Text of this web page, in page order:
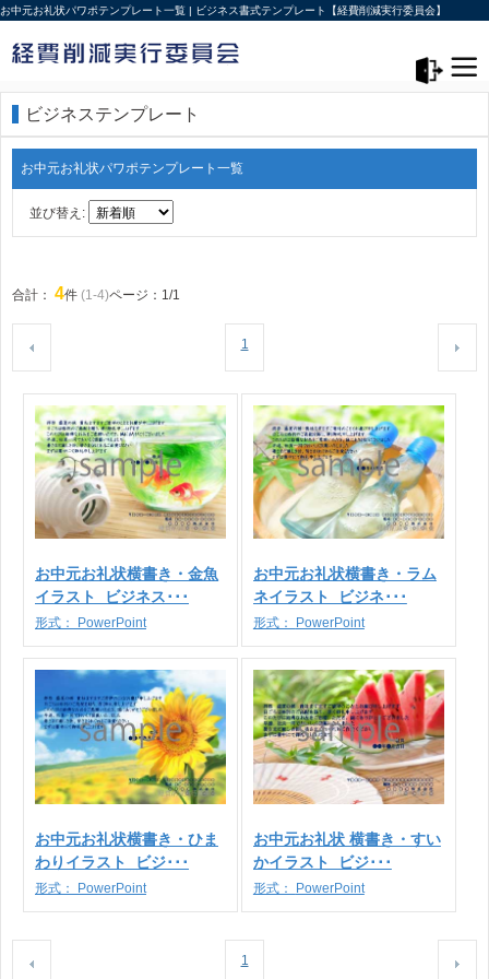
お中元お礼状パワポテンプレート一覧 | ビジネス書式テンプレート【経費削減実行委員会】
ビジネステンプレート
お中元お礼状パワポテンプレート一覧
並び替え:
合計： 4件 (1-4)ページ：1/1
1
お中元お礼状横書き・金魚
イラスト_ビジネス･･･
形式： PowerPoint
お中元お礼状横書き・ラム
ネイラスト_ビジネ･･･
形式： PowerPoint
お中元お礼状横書き・ひま
わりイラスト_ビジ･･･
形式： PowerPoint
お中元お礼状 横書き・すい
かイラスト_ビジ･･･
形式： PowerPoint
1